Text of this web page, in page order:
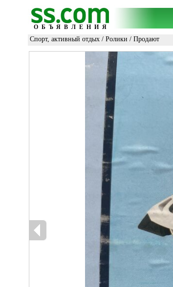
ОБЪЯВЛЕНИЯ
Спорт, активный отдых / Ролики / Продают